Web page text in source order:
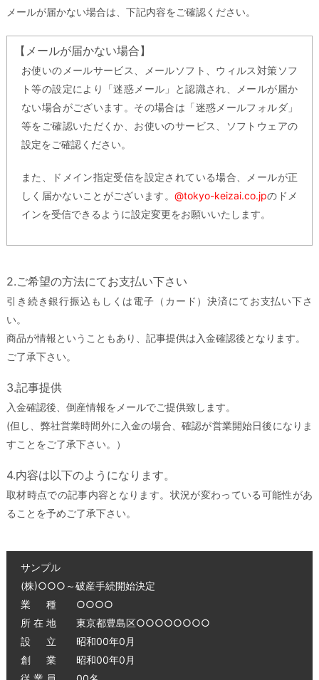
メールが届かない場合は、下記内容をご確認ください。
【メールが届かない場合】
お使いのメールサービス、メールソフト、ウィルス対策ソフ
ト等の設定により「迷惑メール」と認識され、メールが届か
ない場合がございます。その場合は「迷惑メールフォルダ」
等をご確認いただくか、お使いのサービス、ソフトウェアの
設定をご確認ください。
また、ドメイン指定受信を設定されている場合、メールが正
しく届かないことがございます。@tokyo-keizai.co.jpのドメ
インを受信できるように設定変更をお願いいたします。
2.ご希望の方法にてお支払い下さい
引き続き銀行振込もしくは電子（カード）決済にてお支払い下さ
い。
商品が情報ということもあり、記事提供は入金確認後となります。
ご了承下さい。
3.記事提供
入金確認後、倒産情報をメールでご提供致します。
(但し、弊社営業時間外に入金の場合、確認が営業開始日後になりま
すことをご了承下さい。）
4.内容は以下のようになります。
取材時点での記事内容となります。状況が変わっている可能性があ
ることを予めご了承下さい。
サンプル
(株)○○○～破産手続開始決定
業 種 ○○○○
所 在 地 東京都豊島区○○○○○○○○
設 立 昭和00年0月
創 業 昭和00年0月